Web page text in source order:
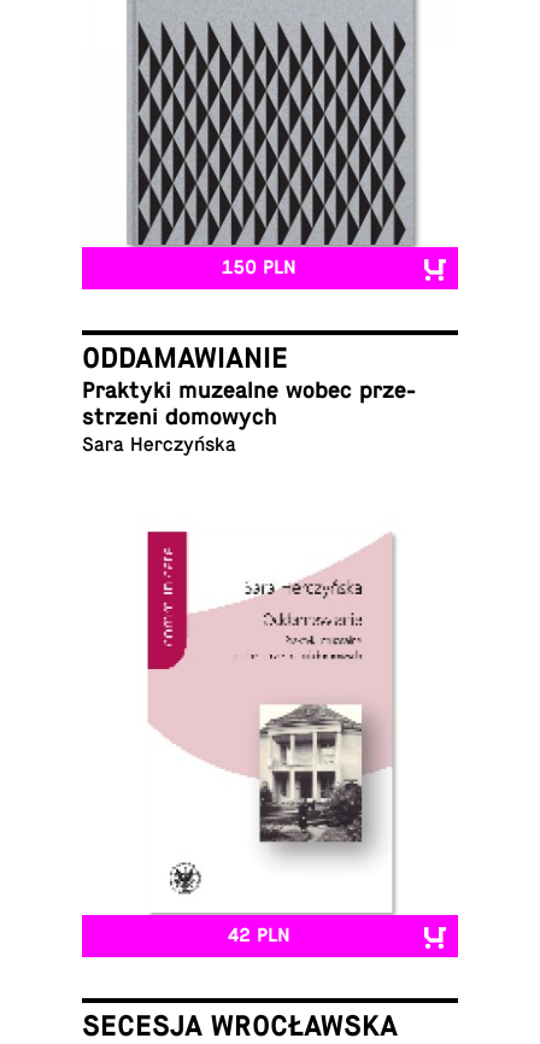
150 PLN
ODDAMAWIANIE
Prak­ty­ki mu­ze­al­ne wobec prze­
strze­ni domowych
Sara Herczyńska
42 PLN
SECESJA WROCŁAWSKA